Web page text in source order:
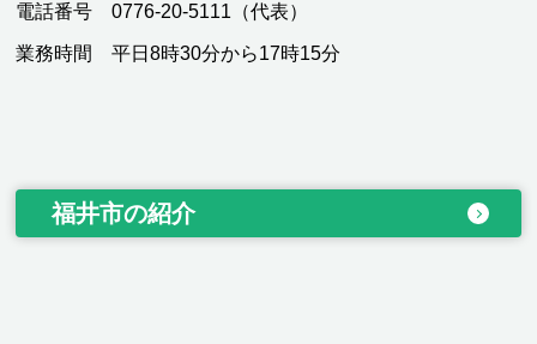
電話番号 0776-20-5111（代表）
業務時間 平日8時30分から17時15分
福井市の紹介